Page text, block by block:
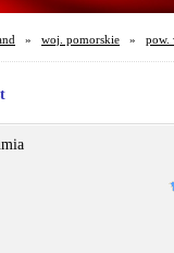
» woj. pomorskie » pow.